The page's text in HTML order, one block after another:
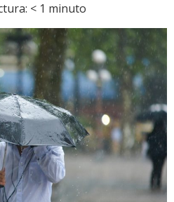
< 1 minuto